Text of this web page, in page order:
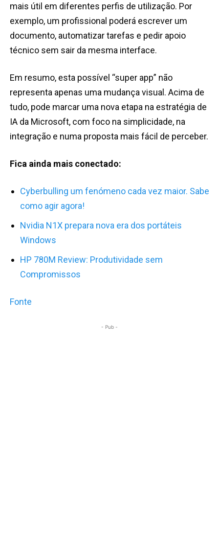
mais útil em diferentes perfis de utilização. Por
exemplo, um profissional poderá escrever um
documento, automatizar tarefas e pedir apoio
técnico sem sair da mesma interface.
Em resumo, esta possível “super app” não
representa apenas uma mudança visual. Acima de
tudo, pode marcar uma nova etapa na estratégia de
IA da Microsoft, com foco na simplicidade, na
integração e numa proposta mais fácil de perceber.
Fica ainda mais conectado:
Cyberbulling um fenómeno cada vez maior. Sabe
como agir agora!
Nvidia N1X prepara nova era dos portáteis
Windows
HP 780M Review: Produtividade sem
Compromissos
Fonte
- Pub -